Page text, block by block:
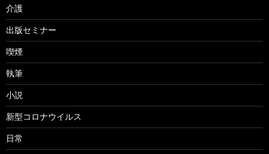
介護
出版セミナー
喫煙
執筆
小説
新型コロナウイルス
日常